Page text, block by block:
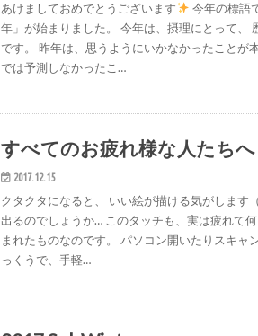
あけましておめでとうございます
今年の標語
年」が始まりました。 今年は、摂理にとって、
です。 昨年は、思うようにいかなかったことが
では予測しなかったこ…
すべてのお疲れ様な人たちへ
2017.12.15
クタクタになると、 いい絵が描ける気がします
出るのでしょうか… このタッチも、実は疲れて
まれたものなのです。 パソコン開いたりスキャ
っくうで、手軽…